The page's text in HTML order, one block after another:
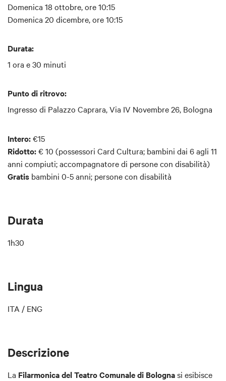
Domenica 18 ottobre, ore 10:15
Domenica 20 dicembre, ore 10:15
Durata:
1 ora e 30 minuti
Punto di ritrovo:
Ingresso di Palazzo Caprara, Via IV Novembre 26, Bologna
Intero:€15
Ridotto:€ 10 (possessori Card Cultura; bambini dai 6 agli 11
anni compiuti; accompagnatore di persone con disabilità)
Gratis bambini 0-5 anni; persone con disabilità
Durata
1h30
Lingua
ITA / ENG
Descrizione
La Filarmonica del Teatro Comunaledi Bolognasi esibisce